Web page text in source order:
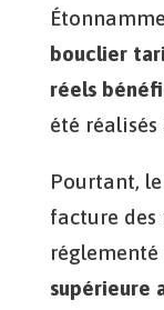
bouclier
réels
été
Pourtant,
facture des
réglementé
supérieure